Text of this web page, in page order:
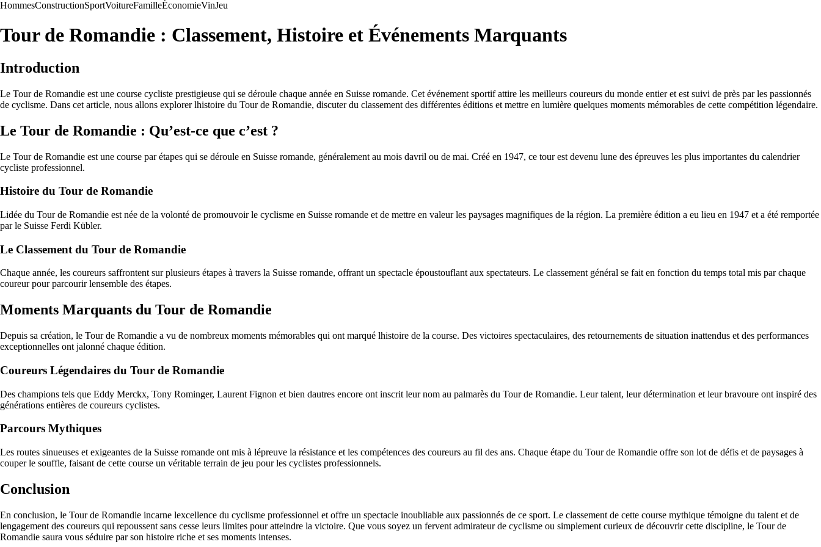
HommesConstructionSportVoitureFamilleÉconomieVinJeu
Tour de Romandie : Classement, Histoire et Événements Marquants
Introduction
Le Tour de Romandie est une course cycliste prestigieuse qui se déroule chaque année en Suisse romande. Cet événement sportif attire les meilleurs coureurs du monde entier et est suivi de près par les passionnés
de cyclisme. Dans cet article, nous allons explorer lhistoire du Tour de Romandie, discuter du classement des différentes éditions et mettre en lumière quelques moments mémorables de cette compétition légendaire.
Le Tour de Romandie : Qu’est-ce que c’est ?
Le Tour de Romandie est une course par étapes qui se déroule en Suisse romande, généralement au mois davril ou de mai. Créé en 1947, ce tour est devenu lune des épreuves les plus importantes du calendrier
cycliste professionnel.
Histoire du Tour de Romandie
Lidée du Tour de Romandie est née de la volonté de promouvoir le cyclisme en Suisse romande et de mettre en valeur les paysages magnifiques de la région. La première édition a eu lieu en 1947 et a été remportée
par le Suisse Ferdi Kübler.
Le Classement du Tour de Romandie
Chaque année, les coureurs saffrontent sur plusieurs étapes à travers la Suisse romande, offrant un spectacle époustouflant aux spectateurs. Le classement général se fait en fonction du temps total mis par chaque
coureur pour parcourir lensemble des étapes.
Moments Marquants du Tour de Romandie
Depuis sa création, le Tour de Romandie a vu de nombreux moments mémorables qui ont marqué lhistoire de la course. Des victoires spectaculaires, des retournements de situation inattendus et des performances
exceptionnelles ont jalonné chaque édition.
Coureurs Légendaires du Tour de Romandie
Des champions tels que Eddy Merckx, Tony Rominger, Laurent Fignon et bien dautres encore ont inscrit leur nom au palmarès du Tour de Romandie. Leur talent, leur détermination et leur bravoure ont inspiré des
générations entières de coureurs cyclistes.
Parcours Mythiques
Les routes sinueuses et exigeantes de la Suisse romande ont mis à lépreuve la résistance et les compétences des coureurs au fil des ans. Chaque étape du Tour de Romandie offre son lot de défis et de paysages à
couper le souffle, faisant de cette course un véritable terrain de jeu pour les cyclistes professionnels.
Conclusion
En conclusion, le Tour de Romandie incarne lexcellence du cyclisme professionnel et offre un spectacle inoubliable aux passionnés de ce sport. Le classement de cette course mythique témoigne du talent et de
lengagement des coureurs qui repoussent sans cesse leurs limites pour atteindre la victoire. Que vous soyez un fervent admirateur de cyclisme ou simplement curieux de découvrir cette discipline, le Tour de
Romandie saura vous séduire par son histoire riche et ses moments intenses.